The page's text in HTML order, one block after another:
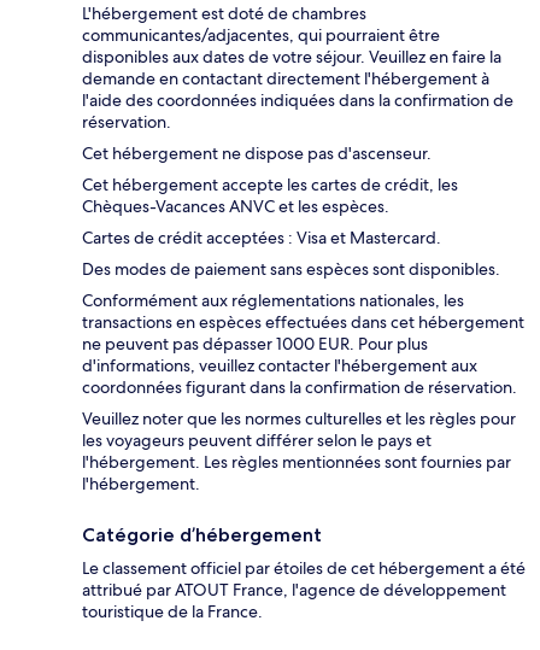
L'hébergement est doté de chambres
communicantes/adjacentes, qui pourraient être
disponibles aux dates de votre séjour. Veuillez en faire la
demande en contactant directement l'hébergement à
l'aide des coordonnées indiquées dans la confirmation de
réservation.
Cet hébergement ne dispose pas d'ascenseur.
Cet hébergement accepte les cartes de crédit, les
Chèques-Vacances ANVC et les espèces.
Cartes de crédit acceptées : Visa et Mastercard.
Des modes de paiement sans espèces sont disponibles.
Conformément aux réglementations nationales, les
transactions en espèces effectuées dans cet hébergement
ne peuvent pas dépasser 1000 EUR. Pour plus
d'informations, veuillez contacter l'hébergement aux
coordonnées figurant dans la confirmation de réservation.
Veuillez noter que les normes culturelles et les règles pour
les voyageurs peuvent différer selon le pays et
l'hébergement. Les règles mentionnées sont fournies par
l'hébergement.
Catégorie d’hébergement
Le classement officiel par étoiles de cet hébergement a été
attribué par ATOUT France, l'agence de développement
touristique de la France.